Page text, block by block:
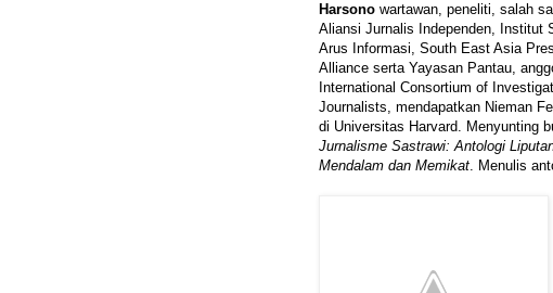
Harsono wartawan, peneliti, salah
Aliansi Jurnalis Independen, Institut
Arus Informasi, South East Asia
Alliance serta Yayasan Pantau,
International Consortium of
Journalists, mendapatkan Nieman
di Universitas Harvard. Menyunting
Jurnalisme Sastrawi: Antologi
Mendalam dan Memikat. Menulis